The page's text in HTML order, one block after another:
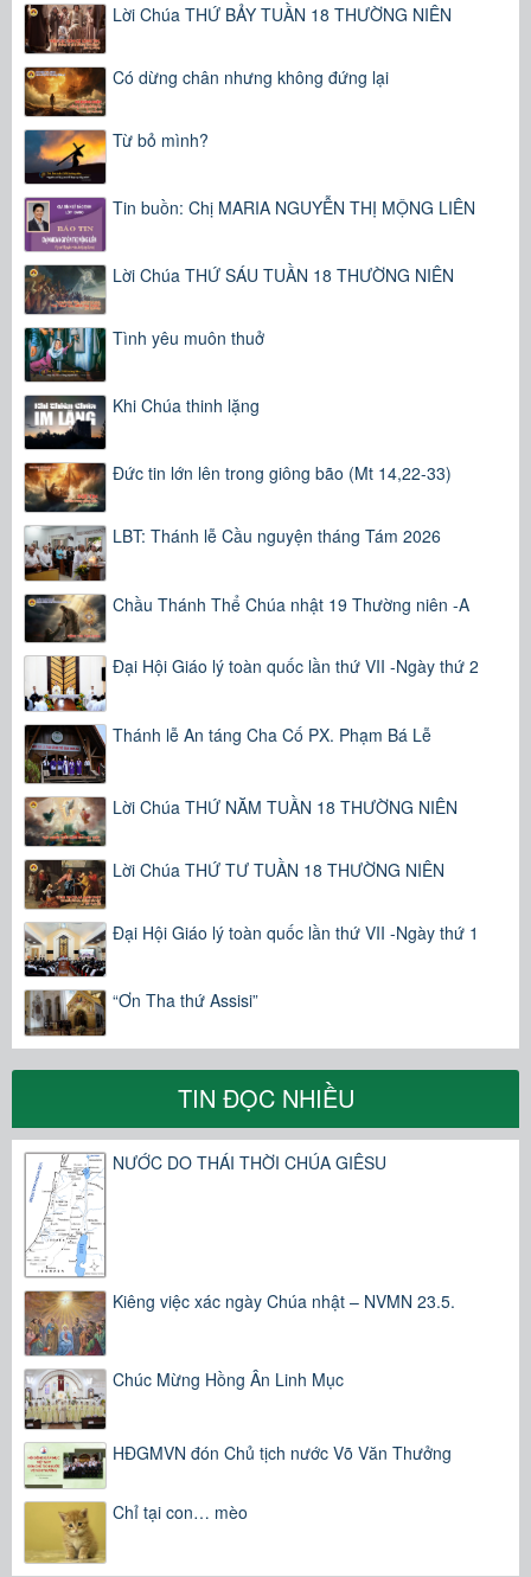
Lời Chúa THỨ BẢY TUẦN 18 THƯỜNG NIÊN
Có dừng chân nhưng không đứng lại
Từ bỏ mình?
Tin buồn: Chị MARIA NGUYỄN THỊ MỘNG LIÊN
Lời Chúa THỨ SÁU TUẦN 18 THƯỜNG NIÊN
Tình yêu muôn thuở
Khi Chúa thinh lặng
Đức tin lớn lên trong giông bão (Mt 14,22-33)
LBT: Thánh lễ Cầu nguyện tháng Tám 2026
Chầu Thánh Thể Chúa nhật 19 Thường niên -A
Đại Hội Giáo lý toàn quốc lần thứ VII -Ngày thứ 2
Thánh lễ An táng Cha Cố PX. Phạm Bá Lễ
Lời Chúa THỨ NĂM TUẦN 18 THƯỜNG NIÊN
Lời Chúa THỨ TƯ TUẦN 18 THƯỜNG NIÊN
Đại Hội Giáo lý toàn quốc lần thứ VII -Ngày thứ 1
“Ơn Tha thứ Assisi”
TIN ĐỌC NHIỀU
NƯỚC DO THÁI THỜI CHÚA GIÊSU
Kiêng việc xác ngày Chúa nhật – NVMN 23.5.
Chúc Mừng Hồng Ân Linh Mục
HĐGMVN đón Chủ tịch nước Võ Văn Thưởng
Chỉ tại con… mèo